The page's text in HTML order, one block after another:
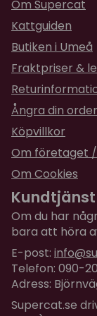
StorlekLarge:
kg, väskans vikt
Om Supercat
Kattguiden
Butiken i Umeå
Fraktpriser &
Ångra din order
Köpvillkor
Om företaget
Om Cookies
Kundtjänst
Om du har
bara att höra
E-post:
Telefon: 090-
Adress:
Supercat.se